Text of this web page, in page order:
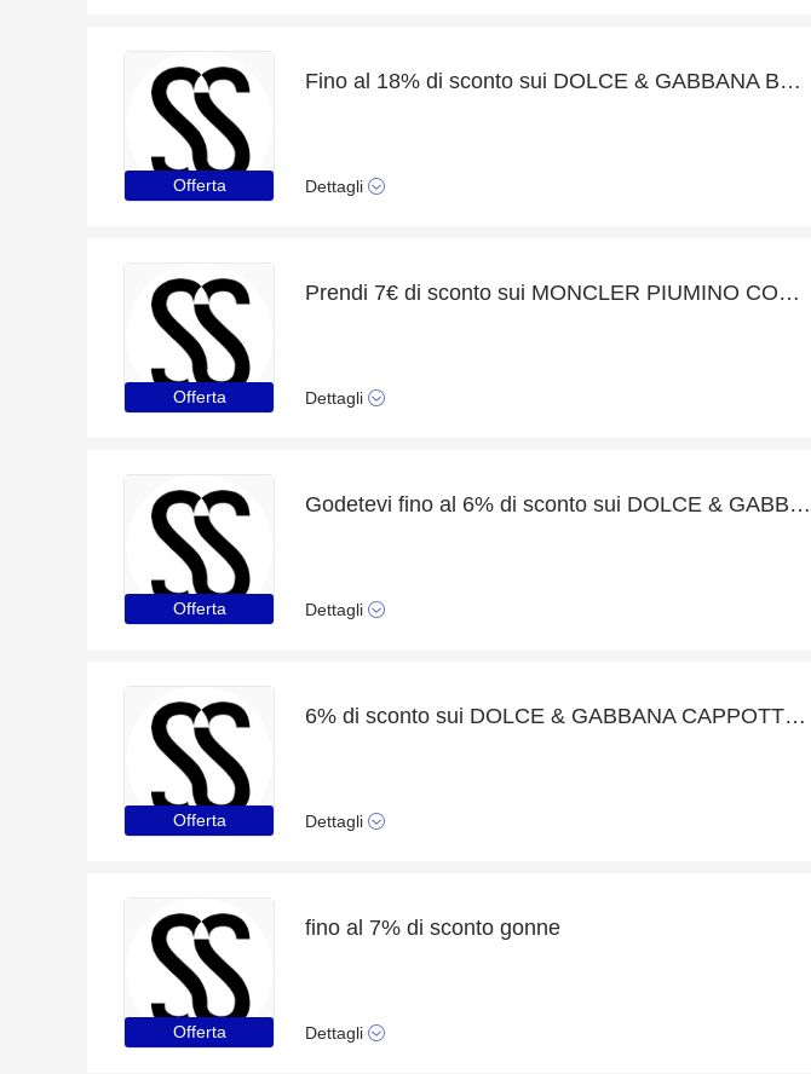
Offerta
Fino al 18% di sconto sui DOLCE & GABBANA BORSA MESSENGER IN PELLE MARRONE e altro ancora
Dettagli
Offerta
Prendi 7€ di sconto sui MONCLER PIUMINO CORTO IN PIOPPO e molto altro
Dettagli
Offerta
Godetevi fino al 6% di sconto sui DOLCE & GABBANA GIACCA NERA CON PAILLETTES DD58 SG62 in esclusiva
Dettagli
Offerta
6% di sconto sui DOLCE & GABBANA CAPPOTTO GIACCA IN PELLE GRIGIO MARRONE + omaggio
Dettagli
Offerta
fino al 7% di sconto gonne
Dettagli